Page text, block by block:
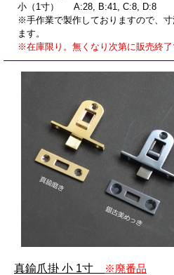
小（1寸） A:28, B:41, C:8, D:8
※手作業で製作しておりますので、
ます。
※在庫限り。無くなり次第に販売終了
真鍮爪掛 小 1寸 ※廃番品